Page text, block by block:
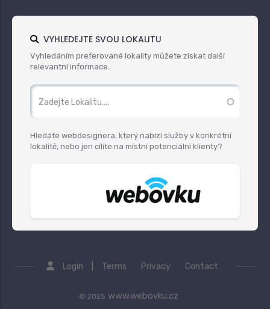
VYHLEDEJTE SVOU LOKALITU
Vyhledáním preferované lokality můžete získat další
relevantní informace.
Hledáte webdesignera, který nabízí služby v konkrétní
lokalitě, nebo jen cílíte na místní potenciální klienty?
Login Terms Privacy Contact
© 2025 www.webovku.cz